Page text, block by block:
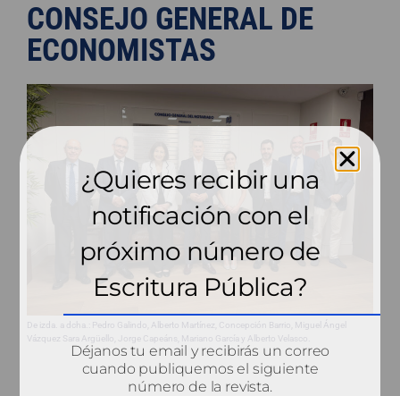
CONSEJO GENERAL DE
ECONOMISTAS
De izda. a dcha.: Pedro Galindo, Alberto Martínez, Concepción Barrio, Miguel Ángel
Vázquez Sara Argüello, Jorge Capeáns, Mariano García y Alberto Velasco.
¿Quieres recibir una
notificación con el
próximo número de
Escritura Pública?
Déjanos tu email y recibirás un correo
cuando publiquemos el siguiente
número de la revista.